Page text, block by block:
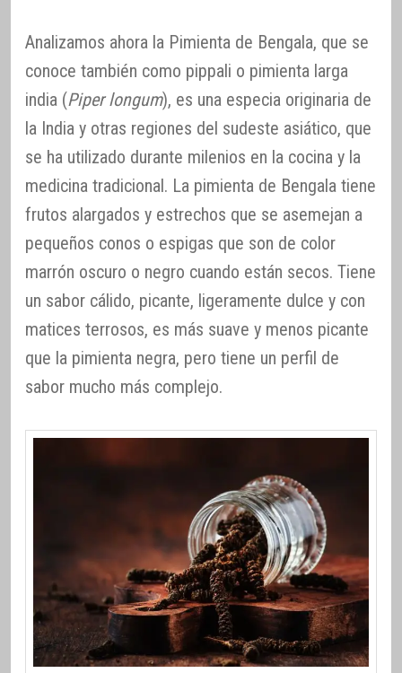
Analizamos ahora la Pimienta de Bengala, que se
conoce también como pippali o pimienta larga
india (Piper longum), es una especia originaria de
la India y otras regiones del sudeste asiático, que
se ha utilizado durante milenios en la cocina y la
medicina tradicional. La pimienta de Bengala tiene
frutos alargados y estrechos que se asemejan a
pequeños conos o espigas que son de color
marrón oscuro o negro cuando están secos. Tiene
un sabor cálido, picante, ligeramente dulce y con
matices terrosos, es más suave y menos picante
que la pimienta negra, pero tiene un perfil de
sabor mucho más complejo.